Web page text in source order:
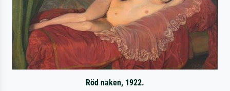
Röd naken, 1922.